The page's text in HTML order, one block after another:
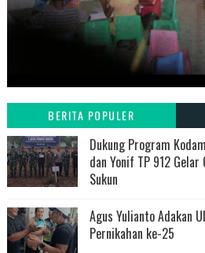
BERITA POPULER
Dukung Program
dan Yonif TP 912 Gelar
Sukun
Agus Yulianto Adakan
Pernikahan ke-25